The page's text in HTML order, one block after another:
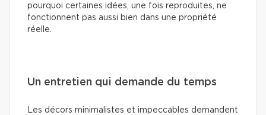
pourquoi certaines idées, une fois reproduites, ne
fonctionnent pas aussi bien dans une propriété
réelle.
Un entretien qui demande du temps
Les décors minimalistes et impeccables demandent